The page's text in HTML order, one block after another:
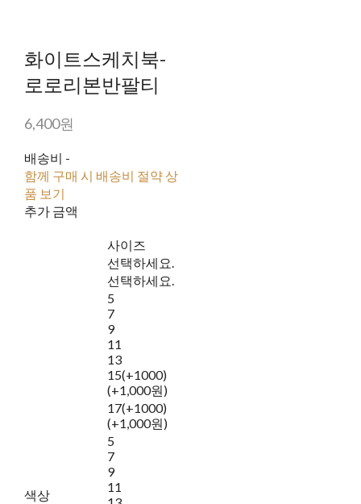
화이트스케치북-
로로리본반팔티
6,400원
배송비 -
함께 구매 시 배송비 절약 상
품 보기
추가 금액
색상
사이즈
선택하세요.
선택하세요.
5
7
9
11
13
15(+1000)
(+1,000원)
17(+1000)
(+1,000원)
5
7
9
11